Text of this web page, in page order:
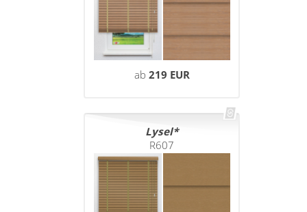
Konfigurator
Scheibengardinen
Sonnensegel
Outdoor-Plissees
Messanleitung
Gardinenschals
Schlaufenschals
Fensterbilder
Gardinenstange
ab 219 EUR
Lysel
R607